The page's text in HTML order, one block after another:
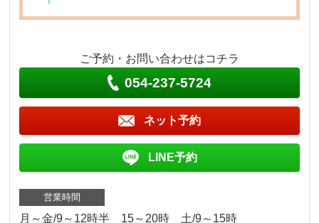
ご予約・お問い合わせはコチラ
054-237-5724
ネット予約
LINE予約
営業時間
月～金/9～12時半 15～20時 土/9～15時